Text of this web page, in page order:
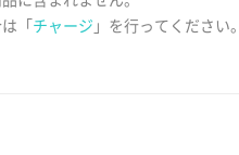
「 チャージ 」を行ってください。